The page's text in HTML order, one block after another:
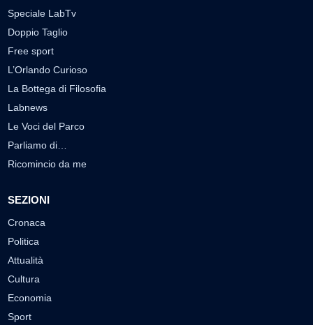
Speciale LabTv
Doppio Taglio
Free sport
L’Orlando Curioso
La Bottega di Filosofia
Labnews
Le Voci del Parco
Parliamo di…
Ricomincio da me
SEZIONI
Cronaca
Politica
Attualità
Cultura
Economia
Sport